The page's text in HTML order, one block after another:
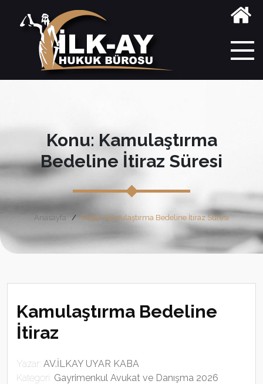
Konu: Kamulaştırma
Bedeline İtiraz Süresi
Anasayfa Etiket: Kamulaştırma Bedeline İtiraz Süresi
Kamulaştırma Bedeline
İtiraz
Yazar: AV.İLKAY UYAR KABA
Kategori: Gayrimenkul Avukat ve Danışma 2026